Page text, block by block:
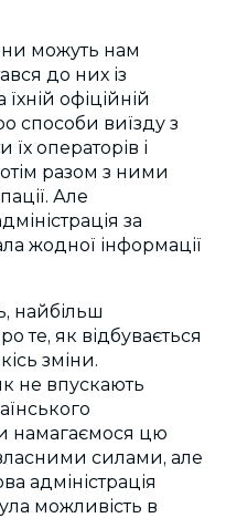
можуть нам
до них із
офіційній
способи виїзду з
їх операторів і
разом з ними
Але
за
жодної інформації
найбільш
те, як відбувається
зміни.
не впускають
намагаємося цю
силами, але
адміністрація
можливість в